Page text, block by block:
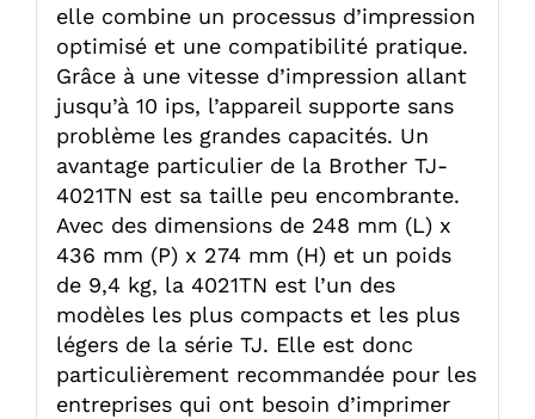
elle combine un processus d’impression
optimisé et une compatibilité pratique.
Grâce à une vitesse d’impression allant
jusqu’à 10 ips, l’appareil supporte sans
problème les grandes capacités. Un
avantage particulier de la Brother TJ-
4021TN est sa taille peu encombrante.
Avec des dimensions de 248 mm (L) x
436 mm (P) x 274 mm (H) et un poids
de 9,4 kg, la 4021TN est l’un des
modèles les plus compacts et les plus
légers de la série TJ. Elle est donc
particulièrement recommandée pour les
entreprises qui ont besoin d’imprimer